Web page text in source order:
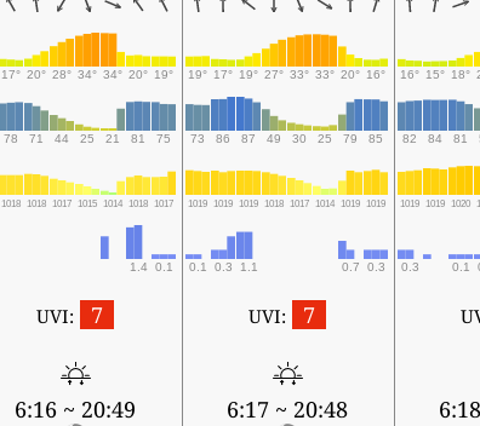
17° 20° 28° 34° 34° 20° 19° 19° 17° 19° 27° 33° 33° 20° 16° 16° 15° 18°
78 71 44 25 21 81 75 73 86 87 49 30 25 79 85 82 84 81
1018 1018 1017 1015 1014 1018 1017 1019 1019 1019 1018 1017 1014 1019 1019 1019 1019 1020
1.4 0.1 0.1 0.3 1.1 0.7 0.3 0.3 0.1
UVI: 7
6:16 ~ 20:49
UVI: 7
6:17 ~ 20:48